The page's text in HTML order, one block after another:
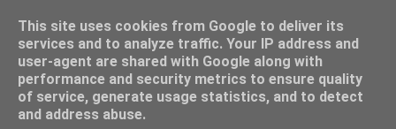
This site uses cookies from Google to deliver its
services and to analyze traffic. Your IP address and
user-agent are shared with Google along with
performance and security metrics to ensure quality
of service, generate usage statistics, and to detect
and address abuse.